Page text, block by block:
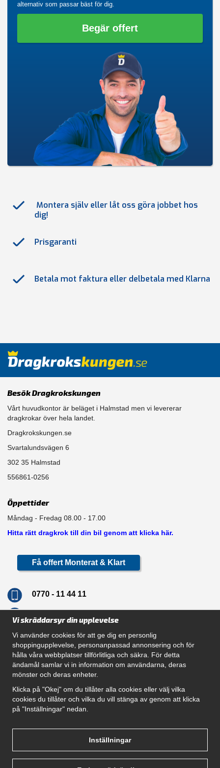
alternativ som passar bäst för dig.
Begär offert
Montera själv eller låt oss göra jobbet hos
dig!
Prisgaranti
Betala mot faktura eller delbetala med Klarna
Besök Dragkrokskungen
Vårt huvudkontor är beläget i Halmstad men vi levererar
dragkrokar över hela landet.
Dragkrokskungen.se
Svartalundsvägen 6
302 35 Halmstad
556861-0256
Öppettider
Måndag - Fredag 08.00 - 17.00
Hitta rätt dragkrok till din bil genom att klicka här.
Få offert Monterat & Klart
0770 - 11 44 11
Navigation
Hur beställer jag
Gör Det Själv Paket
Montera dragkrok
SUPPORT
Villkor
Vi skräddarsyr din upplevelse
Vi använder cookies för att ge dig en personlig
shoppingupplevelse, personanpassad annonsering och för
hålla våra webbplatser tillförlitliga och säkra. För detta
ändamål samlar vi in information om användarna, deras
mönster och deras enheter.
Klicka på "Okej" om du tillåter alla cookies eller välj vilka
cookies du tillåter och vilka du vill stänga av genom att klicka
på "Inställningar" nedan.
Inställningar